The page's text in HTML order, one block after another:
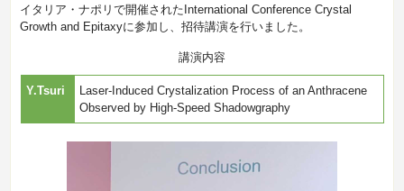
イタリア・ナポリで開催されたInternational Conference Crystal
Growth and Epitaxyに参加し、招待講演を行いました。
講演内容
Y.Tsuri
Laser-Induced Crystalization Process of an Anthracene
Observed by High-Speed Shadowgraphy